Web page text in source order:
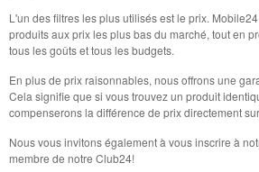
L'un des filtres les plus utilisés est le prix.
produits aux prix les plus bas du marché, tout en
tous les goûts et tous les budgets.
En plus de prix raisonnables, nous offrons une
Cela signifie que si vous trouvez un produit
compenserons la différence de prix directement
Nous vous invitons également à vous inscrire à
membre de notre Club24!